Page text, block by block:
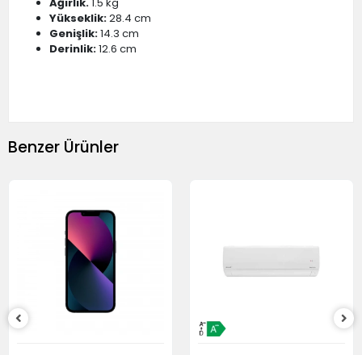
Yükseklik:28.4 cm
Genişlik:14.3 cm
Derinlik:12.6 cm
Benzer Ürünler